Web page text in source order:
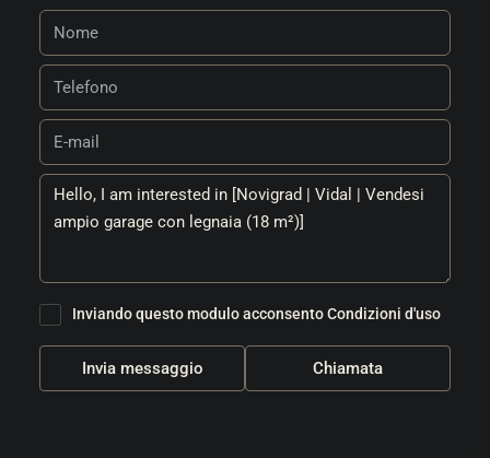
Inviando questo modulo acconsentoCondizioni d'uso
Invia messaggio Chiamata